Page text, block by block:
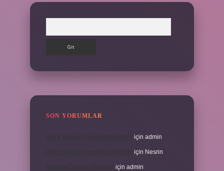
SON YORUMLAR
için admin
için Nesrin
için admin